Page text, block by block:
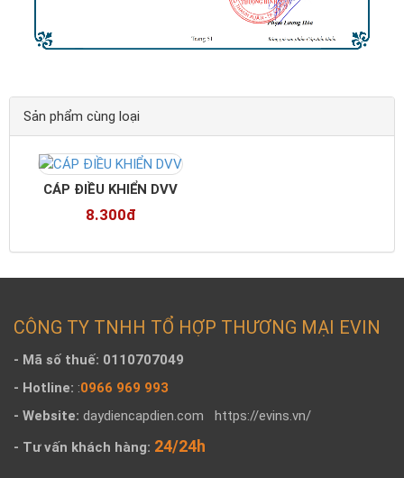
Sản phẩm cùng loại
CÁP ĐIỀU KHIỂN DVV
8.300đ
CÔNG TY TNHH TỔ HỢP THƯƠNG MẠI EVIN
- Mã số thuế: 0110707049
- Hotline: :0966 969 993
- Website: daydiencapdien.com https://evins.vn/
- Tư vấn khách hàng: 24/24h